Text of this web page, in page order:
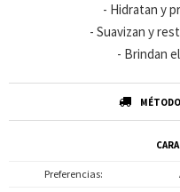
- Hidratan y
- Suavizan y
- Brindan
Preferencias